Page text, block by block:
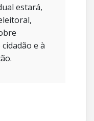
estará,
e à